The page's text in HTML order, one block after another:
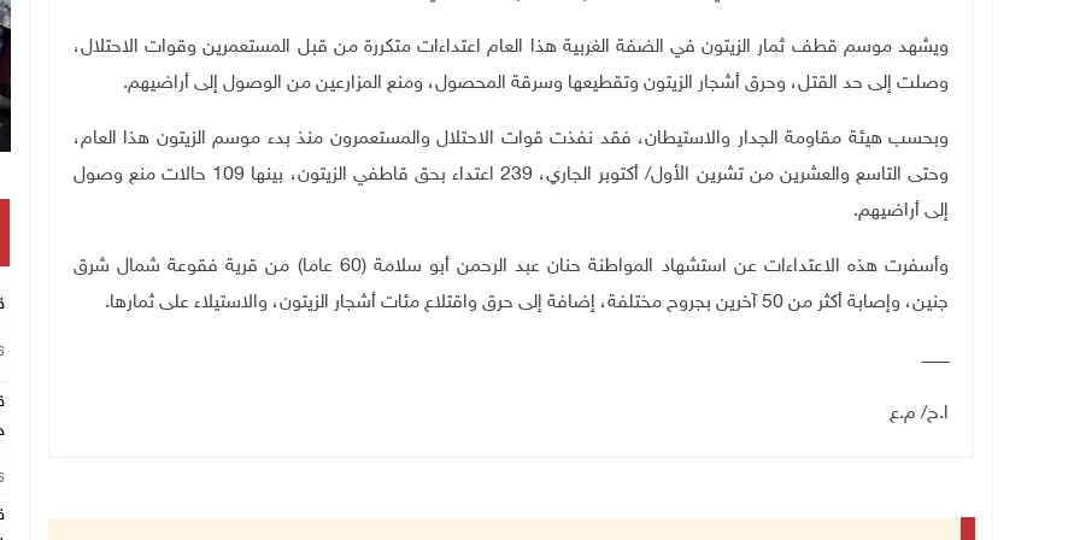
ويشهد موسم قطف ثمار الزيتون في الضفة الغربية هذا العام اعتداءات متكررة من قبل المستعمرين وقوات الاحتلال،
وصلت إلى حد القتل، وحرق أشجار الزيتون وتقطيعها وسرقة المحصول، ومنع المزارعين من الوصول إلى أراضيهم.
وبحسب هيئة مقاومة الجدار والاستيطان، فقد نفذت قوات الاحتلال والمستعمرون منذ بدء موسم الزيتون هذا العام،
وحتى التاسع والعشرين من تشرين الأول/ أكتوبر الجاري، 239 اعتداء بحق قاطفي الزيتون، بينها 109 حالات منع وصول
إلى أراضيهم.
وأسفرت هذه الاعتداءات عن استشهاد المواطنة حنان عبد الرحمن أبو سلامة (60 عاما) من قرية فقوعة شمال شرق
جنين، وإصابة أكثر من 50 آخرين بجروح مختلفة، إضافة إلى حرق واقتلاع مئات أشجار الزيتون، والاستيلاء على ثمارها.
ـــــــــــ
ا.ح/ م.ع